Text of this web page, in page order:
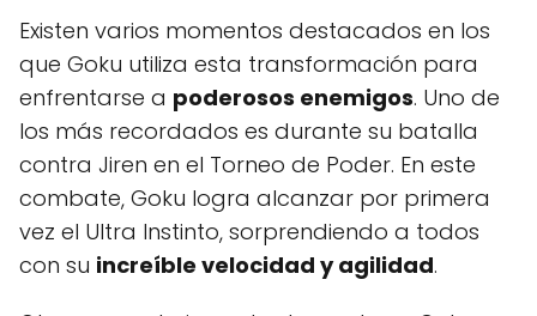
Existen varios momentos destacados en los
que Goku utiliza esta transformación para
enfrentarse a poderosos enemigos. Uno de
los más recordados es durante su batalla
contra Jiren en el Torneo de Poder. En este
combate, Goku logra alcanzar por primera
vez el Ultra Instinto, sorprendiendo a todos
con su increíble velocidad y agilidad.